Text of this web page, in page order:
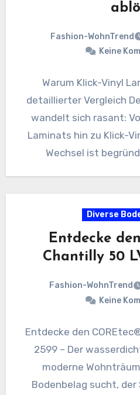
Fashion-WohnTrend
Keine
Warum Klick-Vinyl
detaillierter Vergleich
wandelt sich rasant:
Laminats hin zu Klick-
Wechsel ist
Diverse
Entdecke
Chantilly 50
Fashion-WohnTrend
Keine
Entdecke den
2599 – Der
moderne
Bodenbelag sucht,